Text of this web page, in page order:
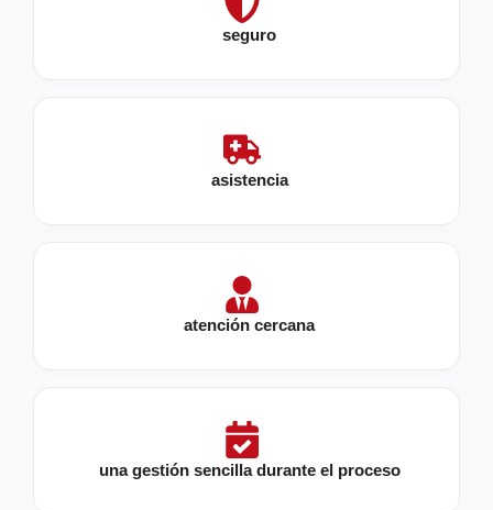
seguro
asistencia
atención cercana
una gestión sencilla durante el proceso